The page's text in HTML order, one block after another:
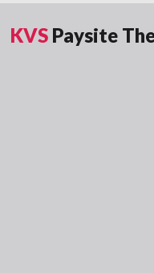
KVS Paysite